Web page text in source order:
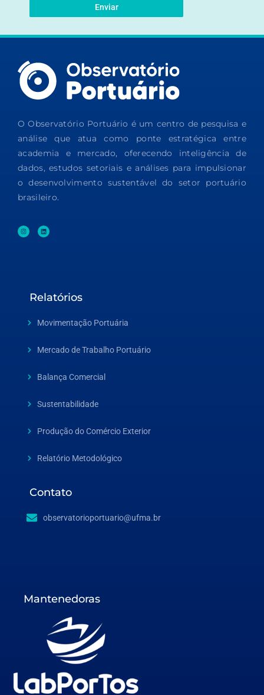
Enviar
O Observatório Portuário é um centro de pesquisa e
análise que atua como ponte estratégica entre
academia e mercado, oferecendo inteligência de
dados, estudos setoriais e análises para impulsionar
o desenvolvimento sustentável do setor portuário
brasileiro.
Relatórios
Contato
Movimentação Portuária
Mercado de Trabalho Portuário
Balança Comercial
Sustentabilidade
Produção do Comércio Exterior
Relatório Metodológico
observatorioportuario@ufma.br
Mantenedoras